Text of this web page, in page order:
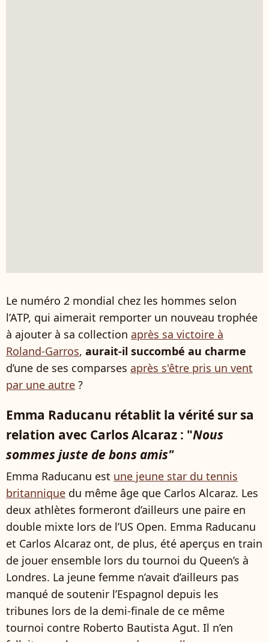
Le numéro 2 mondial chez les hommes selon
l’ATP, qui aimerait remporter un nouveau trophée
à ajouter à sa collection après sa victoire à
Roland-Garros, aurait-il succombé au charme
d’une de ses comparses après s'être pris un vent
par une autre ?
Emma Raducanu rétablit la vérité sur sa
relation avec Carlos Alcaraz : "Nous
sommes juste de bons amis"
Emma Raducanu est une jeune star du tennis
britannique du même âge que Carlos Alcaraz. Les
deux athlètes formeront d’ailleurs une paire en
double mixte lors de l’US Open. Emma Raducanu
et Carlos Alcaraz ont, de plus, été aperçus en train
de jouer ensemble lors du tournoi du Queen’s à
Londres. La jeune femme n’avait d’ailleurs pas
manqué de soutenir l’Espagnol depuis les
tribunes lors de la demi-finale de ce même
tournoi contre Roberto Bautista Agut. Il n’en